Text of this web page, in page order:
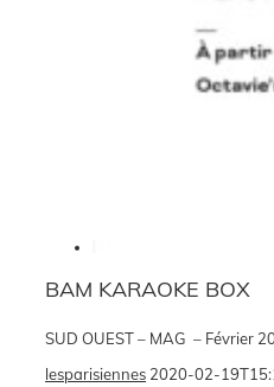
BAM KARAOKE BOX
SUD OUEST – MAG – Février
lesparisiennes 2020-02-